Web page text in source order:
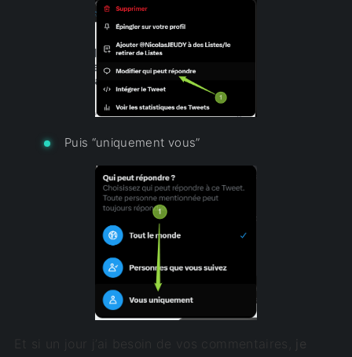
Puis “uniquement vous”
Et si un jour j’ai besoin de vos commentaires,
je